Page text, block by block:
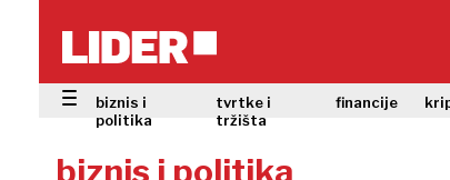
biznis i
politika
tvrtke i
tržišta
financije
biznis i politika